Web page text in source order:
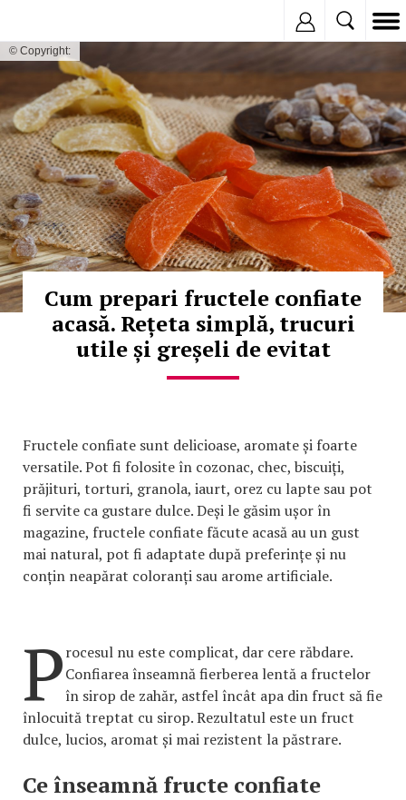
© Copyright:
Cum prepari fructele confiate
acasă. Rețeta simplă, trucuri
utile și greșeli de evitat
Fructele confiate sunt delicioase, aromate și foarte
versatile. Pot fi folosite în cozonac, chec, biscuiți,
prăjituri, torturi, granola, iaurt, orez cu lapte sau pot
fi servite ca gustare dulce. Deși le găsim ușor în
magazine, fructele confiate făcute acasă au un gust
mai natural, pot fi adaptate după preferințe și nu
conțin neapărat coloranți sau arome artificiale.
Procesul nu este complicat, dar cere răbdare.
Confiarea înseamnă fierberea lentă a fructelor
în sirop de zahăr, astfel încât apa din fruct să fie
înlocuită treptat cu sirop. Rezultatul este un fruct
dulce, lucios, aromat și mai rezistent la păstrare.
Ce înseamnă fructe confiate